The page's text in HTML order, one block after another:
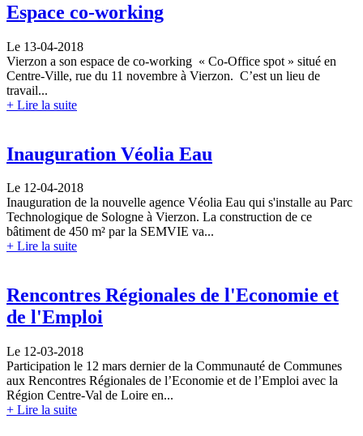
Espace co-working
Le 13-04-2018
Vierzon a son espace de co-working « Co-Office spot » situé en
Centre-Ville, rue du 11 novembre à Vierzon. C’est un lieu de
travail...
+ Lire la suite
Inauguration Véolia Eau
Le 12-04-2018
Inauguration de la nouvelle agence Véolia Eau qui s'installe au Parc
Technologique de Sologne à Vierzon. La construction de ce
bâtiment de 450 m² par la SEMVIE va...
+ Lire la suite
Rencontres Régionales de l'Economie et
de l'Emploi
Le 12-03-2018
Participation le 12 mars dernier de la Communauté de Communes
aux Rencontres Régionales de l’Economie et de l’Emploi avec la
Région Centre-Val de Loire en...
+ Lire la suite